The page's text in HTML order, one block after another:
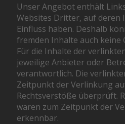
Unser Angebot enthält
Websites Dritter, auf deren
Einfluss haben. Deshalb
fremden Inhalte auch keine
Für die Inhalte der
jeweilige Anbieter oder
verantwortlich. Die
Zeitpunkt der Verlinkung
Rechtsverstöße überprüft.
waren zum Zeitpunkt der
erkennbar.